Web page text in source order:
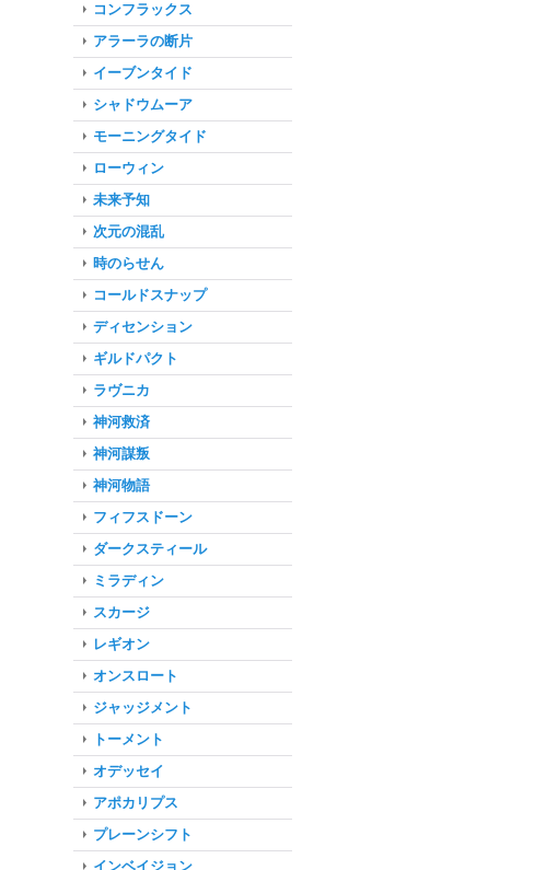
コンフラックス
アラーラの断片
イーブンタイド
シャドウムーア
モーニングタイド
ローウィン
未来予知
次元の混乱
時のらせん
コールドスナップ
ディセンション
ギルドパクト
ラヴニカ
神河救済
神河謀叛
神河物語
フィフスドーン
ダークスティール
ミラディン
スカージ
レギオン
オンスロート
ジャッジメント
トーメント
オデッセイ
アポカリプス
プレーンシフト
インベイジョン